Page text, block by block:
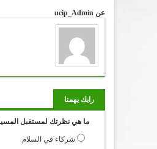
عن ucip_Admin
رايك يهمنا
ما هي نظرتك لمستقبل
شركاء في السلام